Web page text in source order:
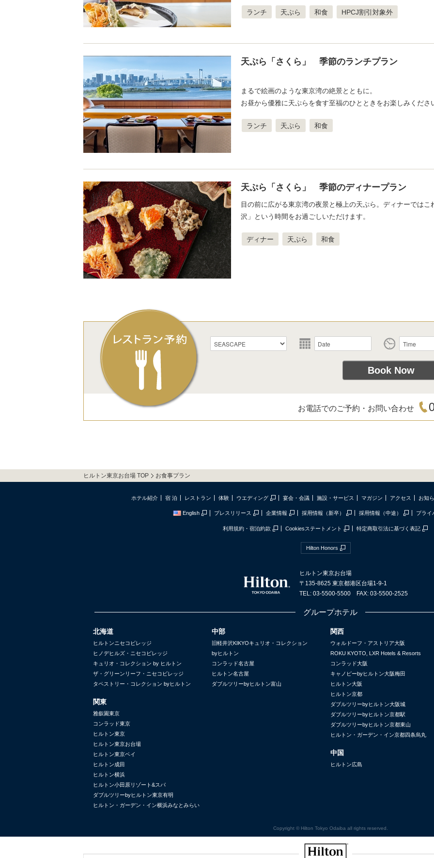
ランチ 天ぷら 和食 HPCJ割引対象外
天ぷら「さくら」 季節のランチプラン
まるで絵画のような東京湾の絶景とともに。
お昼から優雅に天ぷらを食す至福のひとときをお楽しみくださ
ランチ 天ぷら 和食
天ぷら「さくら」 季節のディナープラン
目の前に広がる東京湾の夜景と極上の天ぷら。ディナーではこ
沢」という時間をお過ごしいただけます。
ディナー 天ぷら 和食
お電話でのご予約・お問い合わせ
ヒルトン東京お台場 TOP お食事プラン
ホテル紹介 宿 泊 レストラン 体験 ウエディング 宴会・会議 施設・サービス マガジン アクセス お知
English プレスリリース 企業情報 採用情報（新卒） 採用情報（中途） プライ
利用規約・宿泊約款 Cookiesステートメント 特定商取引法に基づく表記
Hilton Honors
ヒルトン東京お台場
〒135-8625 東京都港区台場1-9-1
TEL: 03-5500-5500 FAX: 03-5500-2525
グループホテル
北海道
ヒルトンニセコビレッジ
ヒノデヒルズ・ニセコビレッジ
キュリオ・コレクション by ヒルトン
ザ・グリーンリーフ・ニセコビレッジ
タペストリー・コレクション byヒルトン
関東
雅叙園東京
コンラッド東京
ヒルトン東京
ヒルトン東京お台場
ヒルトン東京ベイ
ヒルトン成田
ヒルトン横浜
ヒルトン小田原リゾート&スパ
ダブルツリーbyヒルトン東京有明
ヒルトン・ガーデン・イン横浜みなとみらい
中部
旧軽井沢KIKYOキュリオ・コレクション
byヒルトン
コンラッド名古屋
ヒルトン名古屋
ダブルツリーbyヒルトン富山
関西
ウォルドーフ・アストリア大阪
ROKU KYOTO, LXR Hotels & Resorts
コンラッド大阪
キャノピーbyヒルトン大阪梅田
ヒルトン大阪
ヒルトン京都
ダブルツリーbyヒルトン大阪城
ダブルツリーbyヒルトン京都駅
ダブルツリーbyヒルトン京都東山
ヒルトン・ガーデン・イン京都四条烏丸
中国
ヒルトン広島
Copyright © Hilton Tokyo Odaiba all rights reserved.
Hilton